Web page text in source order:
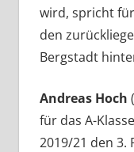
wird, spricht
den
Bergstadt
Andreas Hoch
für das A-
2019/21 den 3.